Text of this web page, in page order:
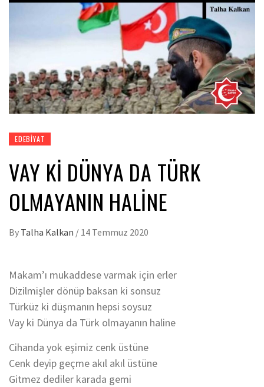
EDEBIYAT
VAY KI DÜNYA DA TÜRK
OLMAYANIN HALINE
By Talha Kalkan / 14 Temmuz 2020
Makam’ı mukaddese varmak için erler
Dizilmişler dönüp baksan ki sonsuz
Türküz ki düşmanın hepsi soysuz
Vay ki Dünya da Türk olmayanın haline
Cihanda yok eşimiz cenk üstüne
Cenk deyip geçme akıl akıl üstüne
Gitmez dediler karada gemi